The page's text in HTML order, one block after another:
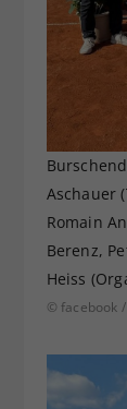
Aschauer
Romain
Berenz,
Heiss
© facebook